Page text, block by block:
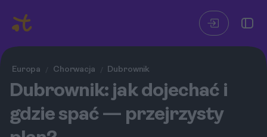
Europa / Chorwacja / Dubrownik
Dubrownik: jak dojechać i
gdzie spać — przejrzysty